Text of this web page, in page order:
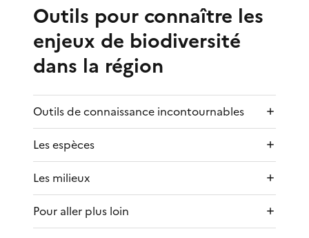
Outils pour connaître les
enjeux de biodiversité
dans la région
Outils de connaissance incontournables
Les espèces
Les milieux
Pour aller plus loin